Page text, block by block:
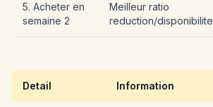
5. Acheter en
semaine 2
Meilleur ratio
reduction/disponibilite
Detail Information